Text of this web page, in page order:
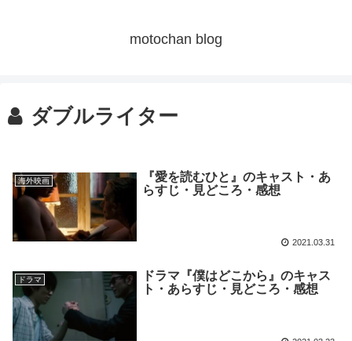
motochan blog
ダブルライター
海外映画
『愛を読むひと』のキャスト・あ
らすじ・見どころ・感想
2021.03.31
ドラマ
ドラマ『僕はどこから』のキャス
ト・あらすじ・見どころ・感想